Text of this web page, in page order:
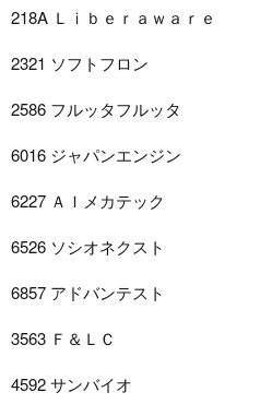
218A Ｌｉｂｅｒａｗａｒｅ
2321 ソフトフロン
2586 フルッタフルッタ
6016 ジャパンエンジン
6227 ＡＩメカテック
6526 ソシオネクスト
6857 アドバンテスト
3563 Ｆ＆ＬＣ
4592 サンバイオ